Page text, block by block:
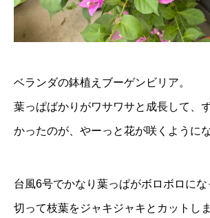
ベランダの鉢植えブーゲンビリア。
葉っぱばかりがワサワサと成長して、
かったのが、やーっと花が咲くように
台風6号でかなり葉っぱがボロボロに
切って枝葉をジャキジャキとカットしま